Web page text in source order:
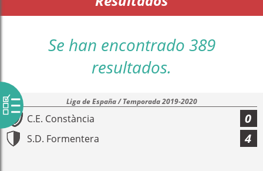
Se han encontrado 389
resultados.
Liga de España / Temporada 2019-2020
C.E. Constància 0
S.D. Formentera 4